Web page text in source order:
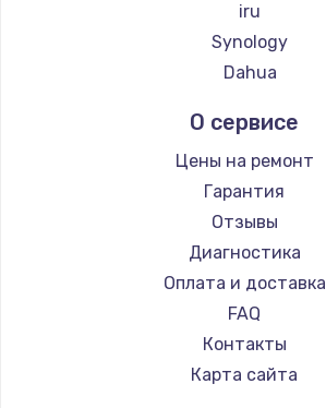
iru
Synology
Dahua
О сервисе
Цены на ремонт
Гарантия
Отзывы
Диагностика
Оплата и доставка
FAQ
Контакты
Карта сайта